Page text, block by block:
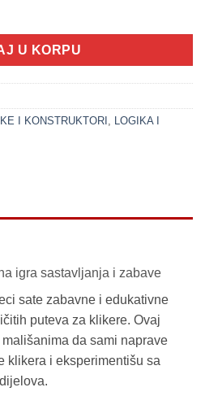
klikerima 20 dijelova - 2 količina
U KORPU
I KONSTRUKTORI
LOGIKA I
igra sastavljanja i zabave
sate zabavne i edukativne
puteva za klikere. Ovaj
da sami naprave
klikera i eksperimentišu sa